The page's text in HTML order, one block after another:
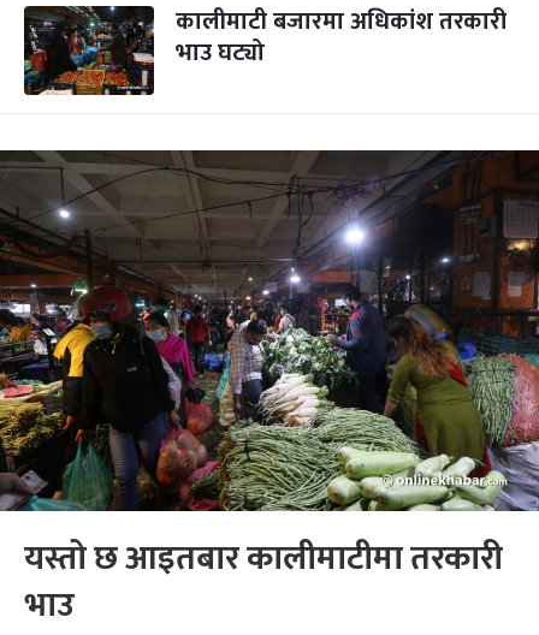
कालीमाटी बजारमा अधिकांश तरकारी
भाउ घट्यो
यस्तो छ आइतबार कालीमाटीमा तरकारी
भाउ